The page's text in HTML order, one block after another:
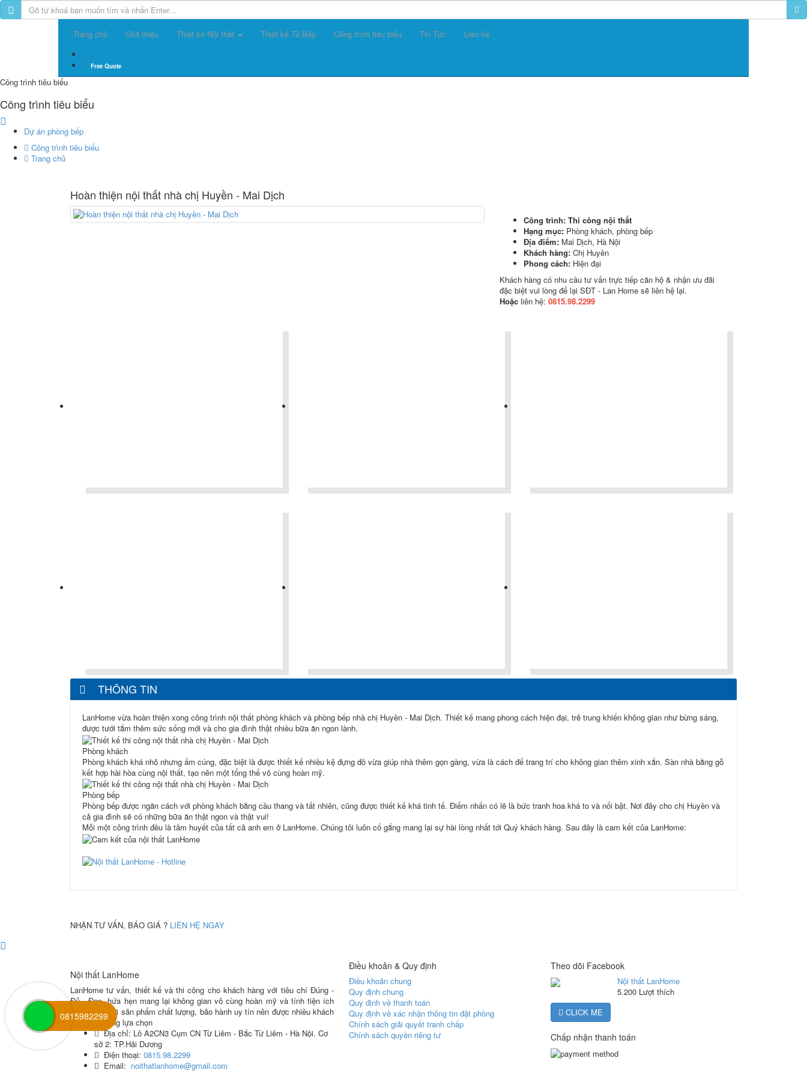
Trang chủ Giới thiệu Thiết kế Nội thất Thiết kế Tủ Bếp Công trình tiêu biểu Tin Tức Liên hệ
Free Quote
Công trình tiêu biểu
Công trình tiêu biểu
Dự án phòng bếp
Công trình tiêu biểu
Trang chủ
Hoàn thiện nội thất nhà chị Huyền - Mai Dịch
Công trình: Thi công nội thất
Hạng mục: Phòng khách, phòng bếp
Địa điểm: Mai Dịch, Hà Nội
Khách hàng: Chị Huyền
Phong cách: Hiện đại
Khách hàng có nhu cầu tư vấn trực tiếp căn hộ & nhận ưu đãi
đặc biệt vui lòng để lại SĐT - Lan Home sẽ liên hệ lại.
Hoặc liên hệ: 0815.98.2299
THÔNG TIN
LanHome vừa hoàn thiện xong công trình nội thất phòng khách và phòng bếp nhà chị Huyền - Mai Dịch. Thiết kế mang phong cách hiện đại, trẻ trung khiến không gian như bừng sáng,
được tưới tắm thêm sức sống mới và cho gia đình thật nhiều bữa ăn ngon lành.
Phòng khách
Phòng khách khá nhỏ nhưng ấm cúng, đặc biệt là được thiết kế nhiều kệ đựng đồ vừa giúp nhà thêm gọn gàng, vừa là cách để trang trí cho không gian thêm xinh xắn. Sàn nhà bằng gỗ
kết hợp hài hòa cùng nội thất, tạo nên một tổng thể vô cùng hoàn mỹ.
Phòng bếp
Phòng bếp được ngăn cách với phòng khách bằng cầu thang và tất nhiên, cũng được thiết kế khá tinh tế. Điểm nhấn có lẽ là bức tranh hoa khá to và nổi bật. Nơi đây cho chị Huyền và
cả gia đình sẽ có những bữa ăn thật ngon và thật vui!
Mỗi một công trình đều là tâm huyết của tất cả anh em ở LanHome. Chúng tôi luôn cố gắng mang lại sự hài lòng nhất tới Quý khách hàng. Sau đây là cam kết của LanHome:
0815982299
NHẬN TƯ VẤN, BÁO GIÁ ? LIÊN HỆ NGAY
Nội thất LanHome
LanHome tư vấn, thiết kế và thi công cho khách hàng với tiêu chí Đúng -
Đủ - Đẹp, hứa hẹn mang lại không gian vô cùng hoàn mỹ và tính tiện ích
cao. Cùng với sản phẩm chất lượng, bảo hành uy tín nên được nhiều khách
hàng tin tưởng lựa chọn
Địa chỉ: Lô A2CN3 Cụm CN Từ Liêm - Bắc Từ Liêm - Hà Nội. Cơ
sở 2: TP.Hải Dương
Điện thoại: 0815.98.2299
Email: noithatlanhome@gmail.com
Điều khoản & Quy định
Điều khoản chung
Quy định chung
Quy định về thanh toán
Quy định về xác nhận thông tin đặt phòng
Chính sách giải quyết tranh chấp
Chính sách quyền riêng tư
Theo dõi Facebook
Nội thất LanHome
5.200 Lượt thích
CLICK ME
Chấp nhận thanh toán